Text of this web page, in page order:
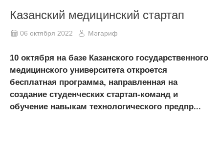
Казанский медицинский стартап
06 октября 2022 Мәгариф
10 октября на базе Казанского государственного
медицинского университета откроется
бесплатная программа, направленная на
создание студенческих стартап-команд и
обучение навыкам технологического предпр...